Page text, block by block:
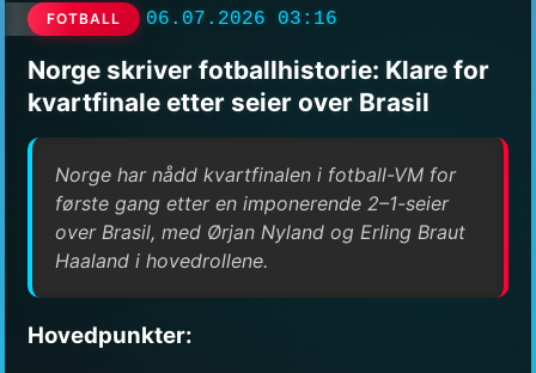
FOTBALL 06.07.2026 03:16
Norge skriver fotballhistorie: Klare for
kvartfinale etter seier over Brasil
Norge har nådd kvartfinalen i fotball-VM for
første gang etter en imponerende 2–1-seier
over Brasil, med Ørjan Nyland og Erling Braut
Haaland i hovedrollene.
Hovedpunkter: